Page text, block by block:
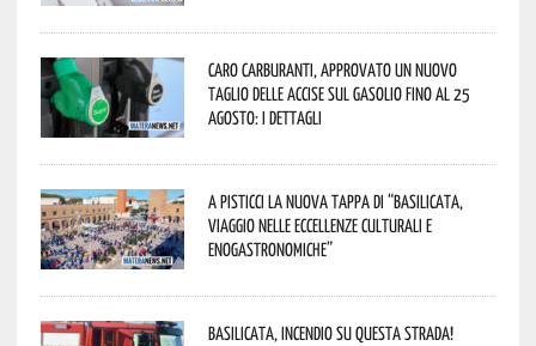
Caro carburanti, approvato un nuovo
taglio delle accise sul gasolio fino al 25
agosto: i dettagli
A Pisticci la nuova tappa di “Basilicata,
viaggio nelle eccellenze culturali e
enogastronomiche”
Basilicata, incendio su questa strada!